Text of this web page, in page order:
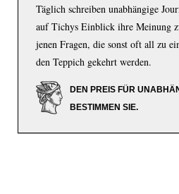
Täglich schreiben unabhängige
auf Tichys Einblick ihre Meinung
jenen Fragen, die sonst oft all zu
den Teppich gekehrt werden.
DEN PREIS FÜR
BESTIMMEN SIE.